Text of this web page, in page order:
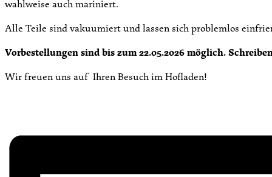
wahlweise auch mariniert.
Alle Teile sind vakuumiert und lassen sich problemlos
Vorbestellungen sind bis zum 22.05.2026 möglich.
Wir freuen uns auf Ihren Besuch im Hofladen!